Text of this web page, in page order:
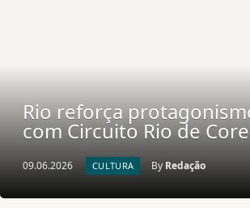
Rio reforça
com Circuito Rio de
09.06.2026 CULTURA By Redação